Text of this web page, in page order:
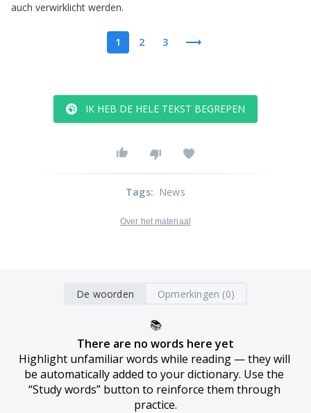
auch verwirklicht werden.
1 2 3
IK HEB DE HELE TEKST BEGREPEN
Tags: News
Over het materiaal
De woorden Opmerkingen (0)
📚
There are no words here yet
Highlight unfamiliar words while reading — they will
be automatically added to your dictionary. Use the
“Study words” button to reinforce them through
practice.